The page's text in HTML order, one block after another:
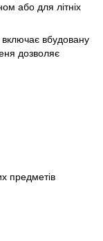
або для літніх
вбудовану
дозволяє
предметів